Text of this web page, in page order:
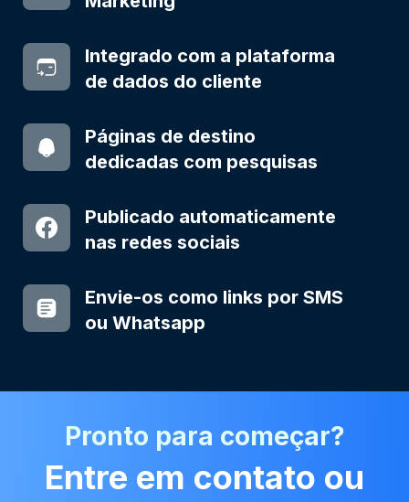
Integrado com a plataforma
de dados do cliente
Páginas de destino
dedicadas com pesquisas
Publicado automaticamente
nas redes sociais
Envie-os como links por SMS
ou Whatsapp
Pronto para começar?
Entre em contato ou